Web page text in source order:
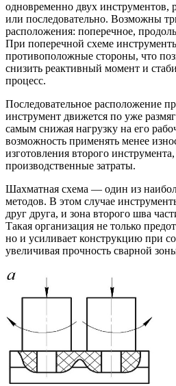
одновременно двух
или последовательно. Возможны
расположения: поперечное,
При поперечной схеме
противоположные стороны, что
снизить реактивный момент и
процесс.
Последовательное расположение
инструмент движется по уже
самым снижая нагрузку на его
возможность применять менее
изготовления второго
производственные затраты.
Шахматная схема — один из
методов. В этом случае
друг друга, и зона второго шва
Такая организация не только
но и усиливает конструкцию при
увеличивая прочность сварной